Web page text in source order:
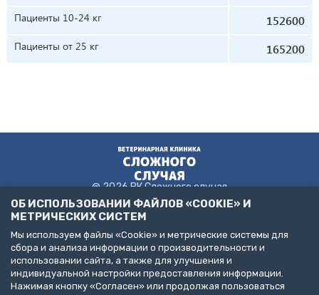
Пациенты 10-24 кг 152600
Пациенты от 25 кг 165200
@ 2026 ВК Сложного случая
ДЕЛАЙТЕ БИЗНЕС С НАМИ!
Пользовательское соглашение
Политика конфиденциальности
Публичная оферта
ОБ ИСПОЛЬЗОВАНИИ ФАЙЛОВ «COOKIE» И
МЕТРИЧЕСКИХ СИСТЕМ
Мы используем файлы «Cookie» и метрические системы для
сбора и анализа информации о производительности и
использовании сайта, а также для улучшения и
индивидуальной настройки предоставления информации.
Нажимая кнопку «Согласен» или продолжая пользоваться